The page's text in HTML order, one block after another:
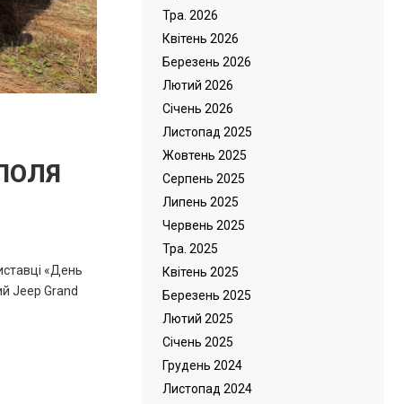
«День
Jeep Grand
Тра. 2026
Квітень 2026
Березень 2026
Лютий 2026
Cічень 2026
Листопад 2025
Жовтень 2025
Серпень 2025
Липень 2025
Червень 2025
Тра. 2025
Квітень 2025
Березень 2025
Лютий 2025
Cічень 2025
Грудень 2024
Листопад 2024